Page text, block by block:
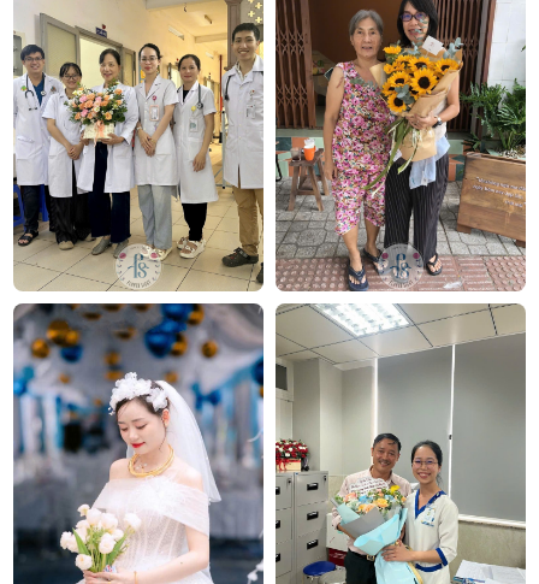
Công ty TNHH Hoa Tươi FLOWERSIGHT –Shop hoa
tươi TP.HCM
FlowerSight làshop hoachuyên cung cấphoa tươi
HCMvà toàn quốc với dịch vụ giao nhanh, đúng
hẹn. Mỗi sản phẩm là một tác phẩm nghệ thuật
được thiết kế bởi đội ngũ chuyên nghiệp, trong đó có
nhà thiết kế Thanh Thủy Florist.
Chúng tôi mang đến đa dạng mẫu hoa:hoa sinh
nhật,hoa khai trương,hoa cưới đẹp
, đặc biệt là các
mẫubó hoa cưới được chăm chút kỹ lưỡng.
Văn Phòng: 235A Hoàng Hoa Thám, P.5, Quận Phú
Nhuận, TP.HCM
Địa chỉ: 120B Huỳnh Văn Bánh, P.11, Quận Phú Nhuận,